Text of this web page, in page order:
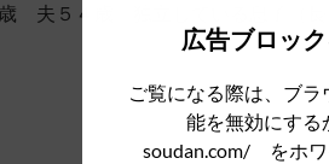
夫５４歳 独立している息子（長
広告ブロッ
ご覧になる際は、ブ
能を無効にす
soudan.com/ をホ